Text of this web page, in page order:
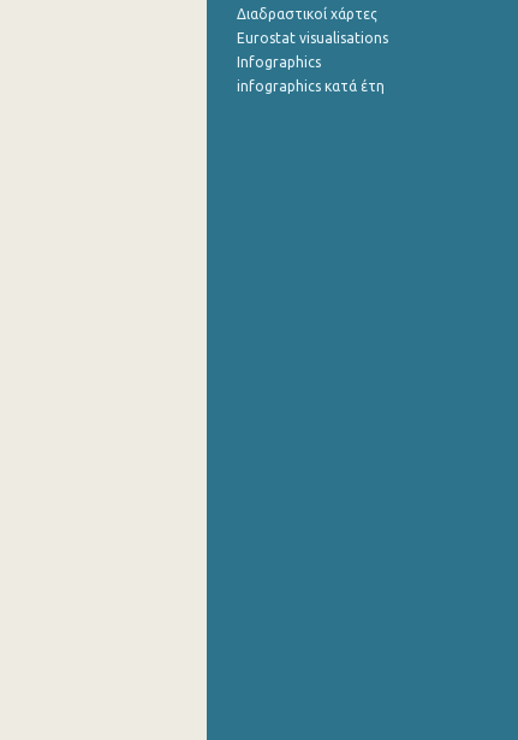
Διαδραστικοί χάρτες
Eurostat visualisations
Infographics
infographics κατά έτη